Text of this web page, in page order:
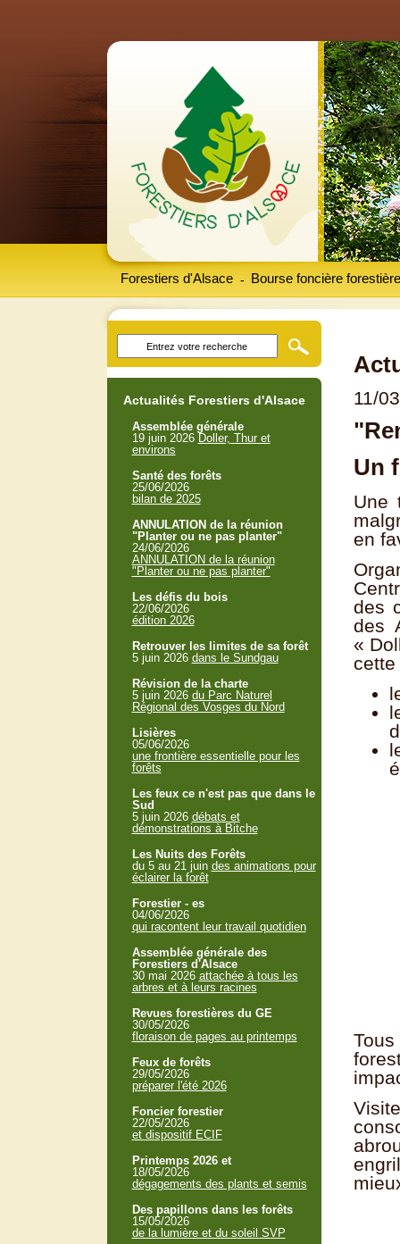
Forestiers d'Alsace Bourse foncière forestière
-
11/
Un
Une
en
des
des
«
cette
Actualités Forestiers d'Alsace
Assemblée générale
19 juin 2026 Doller, Thur et
environs
Santé des forêts
25/06/2026
bilan de 2025
ANNULATION de la réunion
"Planter ou ne pas planter"
24/06/2026
ANNULATION de la réunion
"Planter ou ne pas planter"
Les défis du bois
22/06/2026
édition 2026
Retrouver les limites de sa forêt
5 juin 2026 dans le Sundgau
Révision de la charte
5 juin 2026 du Parc Naturel
Régional des Vosges du Nord
Lisières
05/06/2026
une frontière essentielle pour les
forêts
Les feux ce n'est pas que dans le
Sud
5 juin 2026 débats et
démonstrations à Bitche
Les Nuits des Forêts
du 5 au 21 juin des animations pour
éclairer la forêt
Forestier - es
04/06/2026
qui racontent leur travail quotidien
Assemblée générale des
Forestiers d'Alsace
30 mai 2026 attachée à tous les
arbres et à leurs racines
Revues forestières du GE
30/05/2026
floraison de pages au printemps
Feux de forêts
29/05/2026
préparer l'été 2026
Foncier forestier
22/05/2026
et dispositif ECIF
Printemps 2026 et
18/05/2026
dégagements des plants et semis
Des papillons dans les forêts
15/05/2026
de la lumière et du soleil SVP